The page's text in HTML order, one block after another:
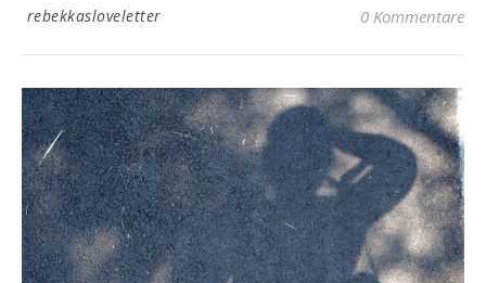
rebekkasloveletter 0 Kommentare